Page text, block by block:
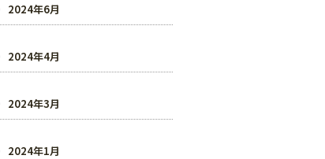
2024年6月
2024年4月
2024年3月
2024年1月